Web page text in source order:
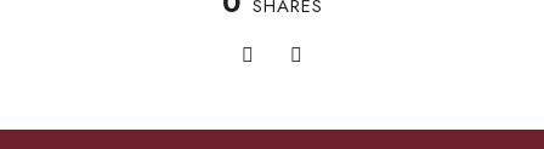
SHARES